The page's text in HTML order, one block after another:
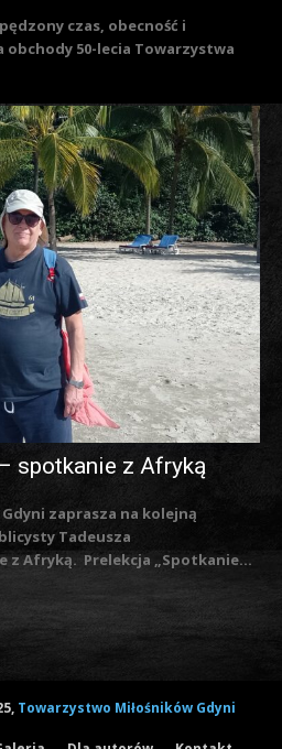
czas, obecność i
50-lecia Towarzystwa
spotkanie z Afryką
zaprasza na kolejną
Tadeusza
Zarzyckiego pt. Spotkanie z Afryką. Prelekcja „Spotkanie...
Towarzystwo Miłośników Gdyni